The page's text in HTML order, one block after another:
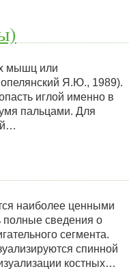
мышц или
Я.Ю., 1989).
иглой именно в
пальцами. Для
наиболее ценными
сведения о
сегмента.
спинной
костных…